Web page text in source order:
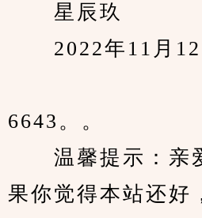
星辰玖
2022年11月12
6643。。
温馨提示：亲
果你觉得本站还好